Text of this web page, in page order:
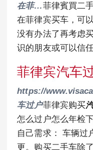
在菲…菲律賓買二
在菲律宾买车，可
没有办法了再考虑
识的朋友或可以信
菲律宾汽车
https://
车过户菲律宾购买
怎么过户怎么年检
自己需求： 车辆过
更。购买二手车除